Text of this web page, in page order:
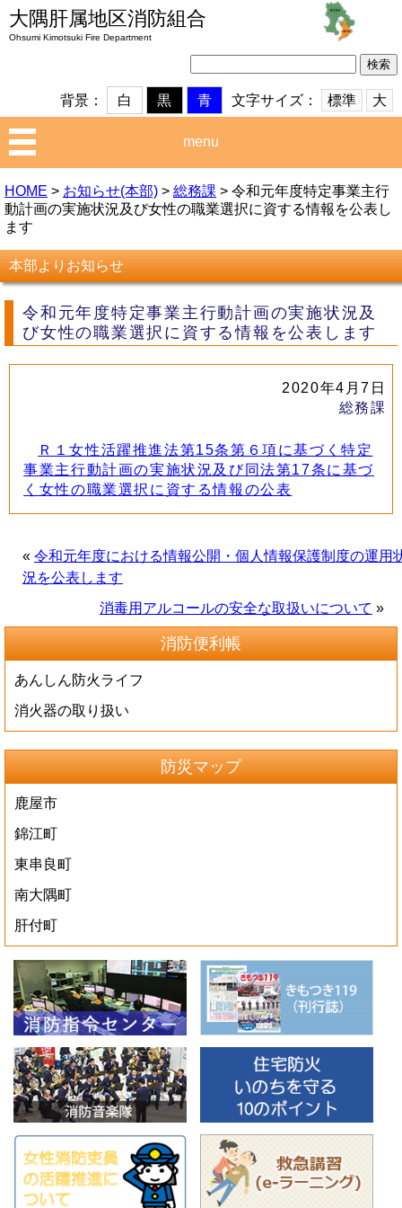
大隅肝属地区消防組合
Ohsumi Kimotsuki Fire Department
検
索:
文字サイズ：
標準 大
背景： 白 黒 青
menu
HOME > お知らせ(本部) > 総務課 > 令和元年度特定事業主行
動計画の実施状況及び女性の職業選択に資する情報を公表し
ます
本部よりお知らせ
令和元年度特定事業主行動計画の実施状況及
び女性の職業選択に資する情報を公表します
2020年4月7日
総務課
Ｒ１女性活躍推進法第15条第６項に基づく特定
事業主行動計画の実施状況及び同法第17条に基づ
く女性の職業選択に資する情報の公表
« 令和元年度における情報公開・個人情報保護制度の運用
況を公表します
消毒用アルコールの安全な取扱いについて »
消防便利帳
あんしん防火ライフ
消火器の取り扱い
防災マップ
鹿屋市
錦江町
東串良町
南大隅町
肝付町